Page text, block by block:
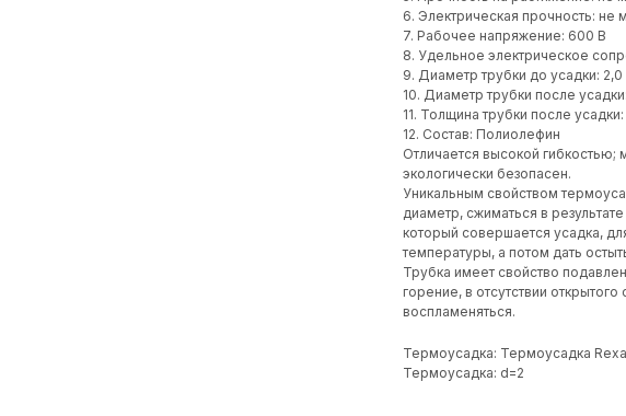
6. Электрическая прочность: не
7. Рабочее напряжение: 600 В
8. Удельное электрическое
9. Диаметр трубки до усадки:
10. Диаметр трубки после
11. Толщина трубки после
12. Состав: Полиолефин
Отличается высокой гибкостью;
экологически безопасен.
Уникальным свойством
диаметр, сжиматься в
который совершается усадка,
температуры, а потом дать
Трубка имеет свойство
горение, в отсутствии
воспламеняться.
Термоусадка: Термоусадка
Термоусадка: d=2